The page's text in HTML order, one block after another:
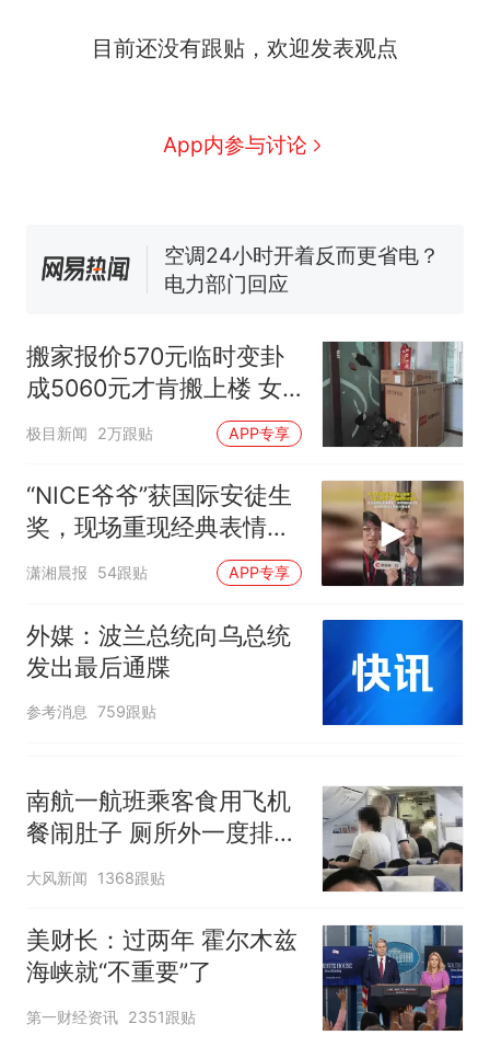
目前还没有跟贴，欢迎发表观点
App内参与讨论
人生
新 搬家报价570元，搬到楼下
空调24小时开着反而更省电？
电力部门回应
试前13名均遭淘汰？教育局：
已叫停招聘，成立调查组全面
核查
“不建议大家买深色蛋糕”上热
搜，网友：天塌了！
那个在床头放菜刀的女孩，
人生
搬家报价570元临时变卦
成5060元才肯搬上楼 女
子傻眼
极目新闻 2万跟贴 APP专享
“NICE爷爷”获国际安徒生
奖，现场重现经典表情
包，向中国粉丝问好
潇湘晨报 54跟贴 APP专享
外媒：波兰总统向乌总统
发出最后通牒
参考消息 759跟贴
南航一航班乘客食用飞机
餐闹肚子 厕所外一度排长
队
大风新闻 1368跟贴
美财长：过两年 霍尔木兹
海峡就“不重要”了
第一财经资讯 2351跟贴